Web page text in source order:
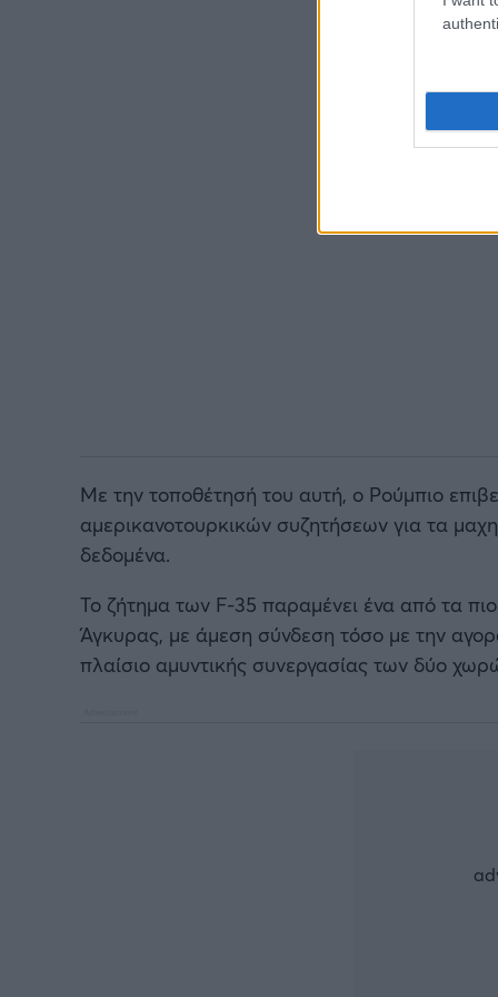
Με την τοποθέτησή του αυτή, ο Ρούμπιο
αμερικανοτουρκικών συζητήσεων για τα
δεδομένα.
Το ζήτημα των F-35 παραμένει ένα από τα
Άγκυρας, με άμεση σύνδεση τόσο με την
πλαίσιο αμυντικής συνεργασίας των δύο